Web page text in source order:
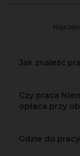
Jak znaleźć
Czy praca
opłaca przy
Gdzie do